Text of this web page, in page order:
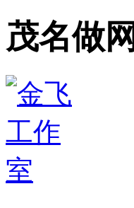
茂名做